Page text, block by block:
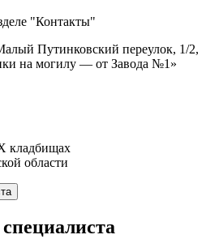
"Контакты"
Путинковский переулок, 1/2,
на могилу — от Завода №1»
кладбищах
области